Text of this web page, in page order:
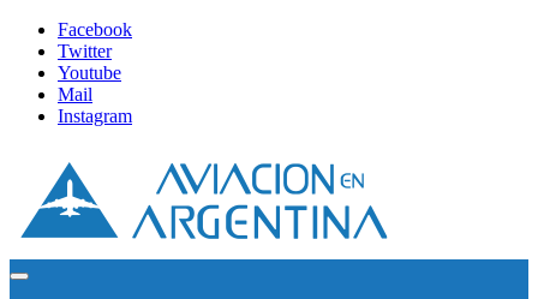
Facebook
Twitter
Youtube
Mail
Instagram